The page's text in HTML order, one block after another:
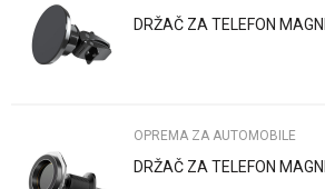
Poruka
DRŽAČ ZA TELEFON
OPREMA ZA AUTOMOBILE
DRŽAČ ZA TELEFON